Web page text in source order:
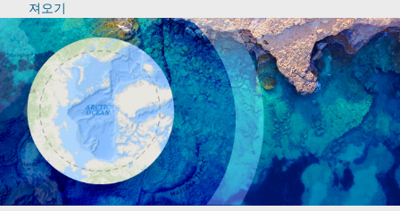
져오기